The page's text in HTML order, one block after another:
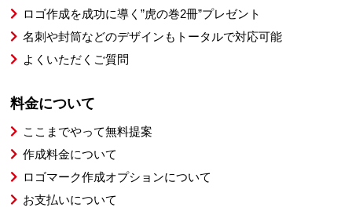
ロゴ作成を成功に導く”虎の巻2冊”プレゼント
名刺や封筒などのデザインもトータルで対応可能
よくいただくご質問
料金について
ここまでやって無料提案
作成料金について
ロゴマーク作成オプションについて
お支払いについて